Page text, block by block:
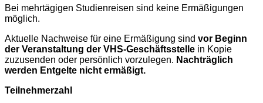
Bei mehrtägigen Studienreisen sind keine Ermäßigungen
möglich.
Aktuelle Nachweise für eine Ermäßigung sind vor Beginn
der Veranstaltung der VHS-Geschäftsstelle in Kopie
zuzusenden oder persönlich vorzulegen. Nachträglich
werden Entgelte nicht ermäßigt.
Teilnehmerzahl